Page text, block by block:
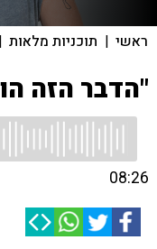
ראשי | תוכניות מלאות |
"הדבר הזה
08:26